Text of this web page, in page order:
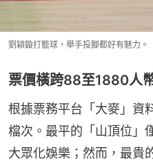
劉穎鏇打籃球，舉手投腳都好有魅力。
票價橫跨88至1880人
根據票務平台「大麥」資
檔次。最平的「山頂位」
大眾化娛樂；然而，最貴